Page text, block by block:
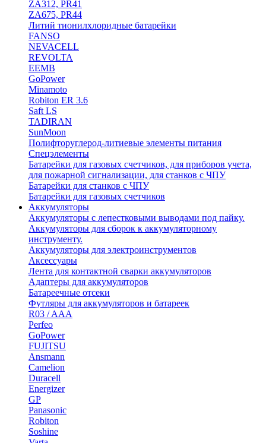
ZA312, PR41
ZA675, PR44
Литий тионилхлоридные батарейки
FANSO
NEVACELL
REVOLTA
EEMB
GoPower
Minamoto
Robiton ER 3.6
Saft LS
TADIRAN
SunMoon
Полифторуглерод-литиевые элементы питания
Спецэлементы
Батарейки для газовых счетчиков, для приборов учета,
для пожарной сигнализации, для станков с ЧПУ
Батарейки для станков с ЧПУ
Батарейки для газовых счетчиков
Аккумуляторы
Аккумуляторы с лепестковыми выводами под пайку.
Аккумуляторы для сборок к аккумуляторному
инструменту.
Аккумуляторы для электроинструментов
Аксессуары
Лента для контактной сварки аккумуляторов
Адаптеры для аккумуляторов
Батареечные отсеки
Футляры для аккумуляторов и батареек
R03 / AAA
Perfeo
GoPower
FUJITSU
Ansmann
Camelion
Duracell
Energizer
GP
Panasonic
Robiton
Soshine